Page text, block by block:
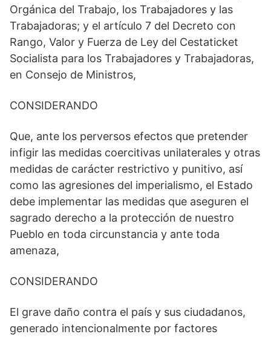
Orgánica del Trabajo, los Trabajadores y las
Trabajadoras; y el artículo 7 del Decreto con
Rango, Valor y Fuerza de Ley del Cestaticket
Socialista para los Trabajadores y Trabajadoras,
en Consejo de Ministros,
CONSIDERANDO
Que, ante los perversos efectos que pretender
infigir las medidas coercitivas unilaterales y otras
medidas de carácter restrictivo y punitivo, así
como las agresiones del imperialismo, el Estado
debe implementar las medidas que aseguren el
sagrado derecho a la protección de nuestro
Pueblo en toda circunstancia y ante toda
amenaza,
CONSIDERANDO
El grave daño contra el país y sus ciudadanos,
generado intencionalmente por factores